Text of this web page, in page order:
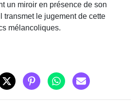
un miroir en présence de son
transmet le jugement de cette
mélancoliques.